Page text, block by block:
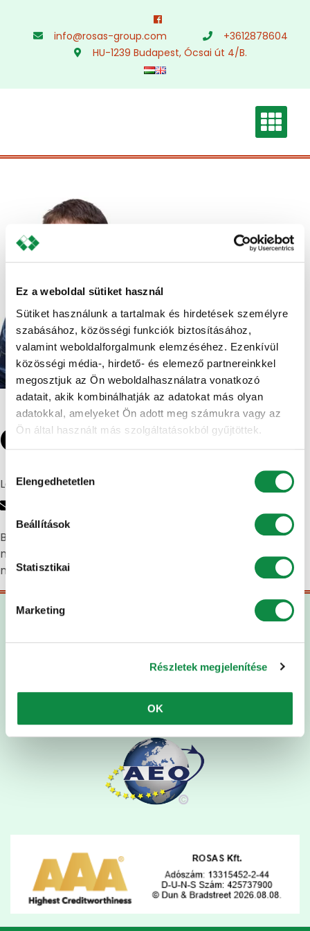
Ez a weboldal sütiket használ
Sütiket használunk a tartalmak és hirdetések személyre
szabásához, közösségi funkciók biztosításához,
valamint weboldalforgalmunk elemzéséhez. Ezenkívül
közösségi média-, hirdető- és elemező partnereinkkel
megosztjuk az Ön weboldalhasználatra vonatkozó
adatait, akik kombinálhatják az adatokat más olyan
adatokkal, amelyeket Ön adott meg számukra vagy az
Ön által használt más szolgáltatásokból gyűjtöttek.
kiválasztása
Elengedhetetlen
Beállítások
Statisztikai
Marketing
Részletek megjelenítése
OK
content
info@rosas-group.com
+3612878604
HU-1239 Budapest, Ócsai út 4/B.
Csortos Balázs
Logisztikus
Biztosítom afelől, hogy a felmerült logisztikai feladatait
magaménak tekintem és gondoskodom, hogy
megoldásainkkal elégedett legyen.
Referenciák
Általános Szerződési Feltételek
Adatvédelmi nyilatkozat